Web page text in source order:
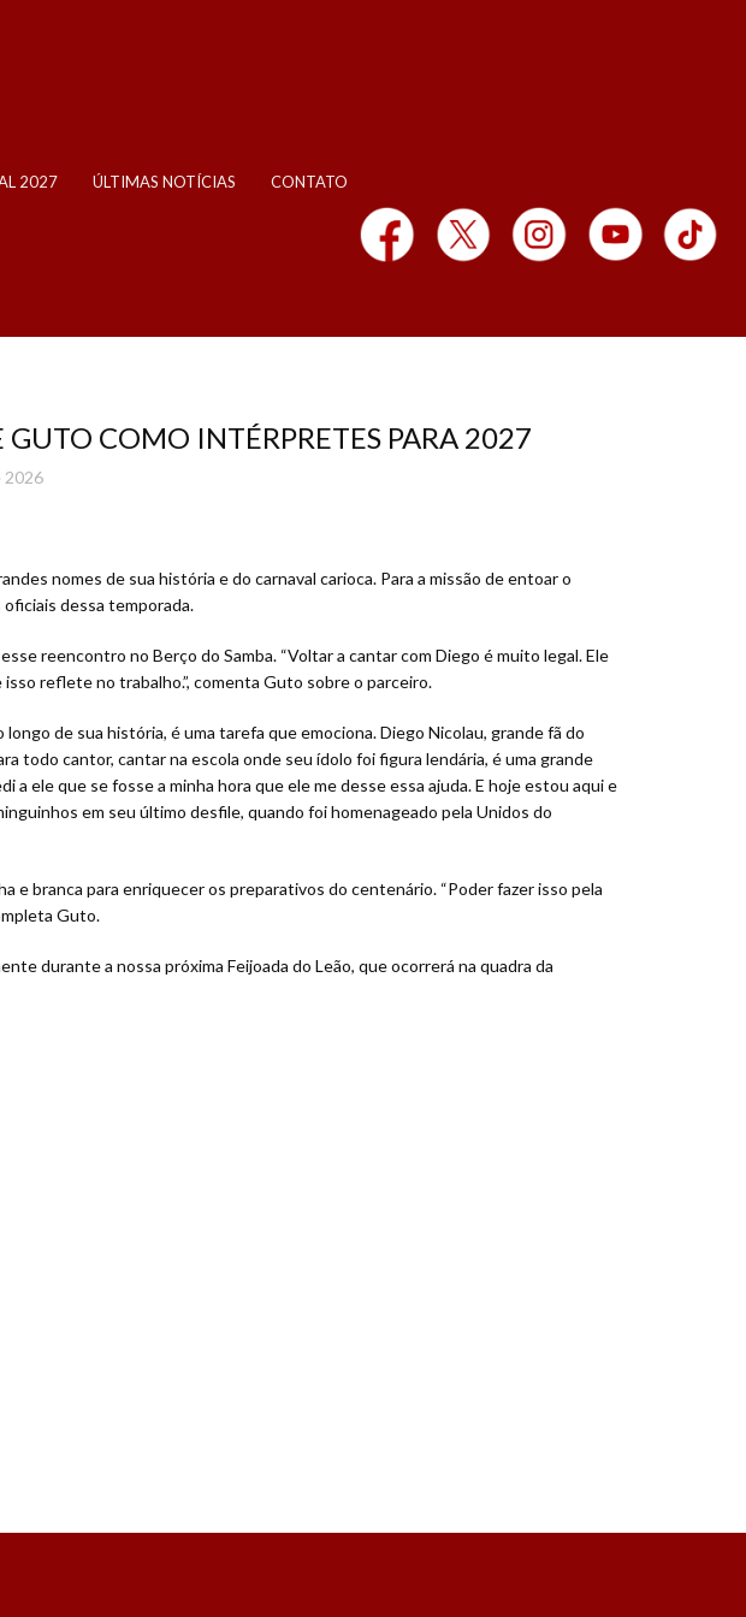
2027 ÚLTIMAS NOTÍCIAS CONTATO
COMO INTÉRPRETES PARA 2027
2026
nomes de sua história e do carnaval carioca. Para a missão de entoar o
dessa temporada.
reencontro no Berço do Samba. “Voltar a cantar com Diego é muito legal. Ele
reflete no trabalho.”, comenta Guto sobre o parceiro.
de sua história, é uma tarefa que emociona. Diego Nicolau, grande fã do
todo cantor, cantar na escola onde seu ídolo foi figura lendária, é uma grande
ele que se fosse a minha hora que ele me desse essa ajuda. E hoje estou aqui e
em seu último desfile, quando foi homenageado pela Unidos do
e branca para enriquecer os preparativos do centenário. “Poder fazer isso pela
Guto.
durante a nossa próxima Feijoada do Leão, que ocorrerá na quadra da